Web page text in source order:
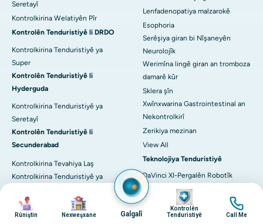
Wêne
Rûniştin
Wêne
Nexweşxane Galgalî
Wêne
Kontrolên
Tenduristiyê
Wêne
Call Me
Seretayî
Kontrolkirina Welatiyên Pîr
Kontrolên Tenduristiyê li DRDO
Kontrolkirina Tenduristiyê ya
Super
Kontrolên Tenduristiyê li
Hyderguda
Kontrolkirina Tenduristiyê ya
Seretayî
Kontrolên Tenduristiyê li
Secunderabad
Kontrolkirina Tevahiya Laş
Kontrolkirina Tenduristiyê ya
Lênêrîna Nexweş
Bijîşkek bibînin
Lenfadenopatiya malzarokê
Esophoria
Serêşiya giran bi Nîşaneyên
Neurolojîk
Werimîna lingê giran an tromboza
damarê kûr
Sklera şîn
Xwînxwarina Gastrointestinal an
Nekontrolkirî
Zerikiya mezinan
View All
Teknolojiya Tenduristiyê
DaVinci XI-Pergalên Robotîk
CyberKnife-Accuray
Meril Cuvis Robotics
Cori ji hêla Smith & Nephew